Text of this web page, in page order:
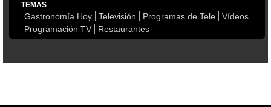
TEMAS
Gastronomía Hoy Televisión Programas de Tele
Vídeos
Programación TV
Restaurantes